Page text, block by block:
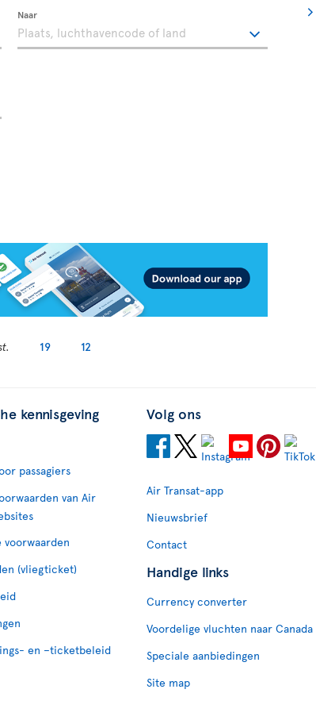
Naar
19 12
kennisgeving
passagiers
van Air
(vliegticket)
en –ticketbeleid
Volg ons
Air Transat-app
Nieuwsbrief
Contact
Handige links
Currency converter
Voordelige vluchten naar Canada
Speciale aanbiedingen
Site map